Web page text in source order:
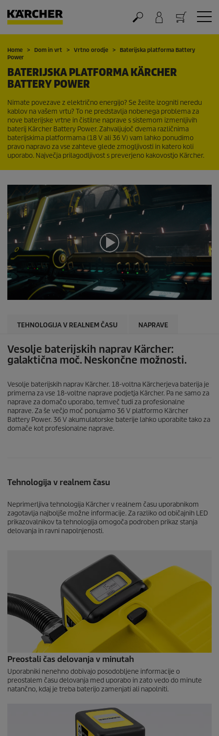
Nakupovalna košarica
Home Dom in vrt Vrtno orodje
Baterijska platforma Battery
Power
BATERIJSKA PLATFORMA KÄRCHER
BATTERY POWER
Nimate povezave z električno energijo? Se želite izogniti neredu
kablov na vašem vrtu? To ne predstavlja nobenega problema za
nove baterijske vrtne in čistilne naprave s sistemom izmenljivih
baterij Kärcher Battery Power. Zahvaljujoč dvema različnima
baterijskima platformama (18 V ali 36 V) vam lahko ponudimo
pravo napravo za vse zahteve glede zmogljivosti in katero koli
uporabo. Največja prilagodljivost s preverjeno kakovostjo Kärcher.
0
s
d
0
s
e
u
n
d
e
TEHNOLOGIJA V REALNEM ČASU NAPRAVE
Vesolje baterijskih naprav Kärcher:
galaktična moč. Neskončne možnosti.
Vesolje baterijskih naprav Kärcher. 18-voltna Kärcherjeva baterija je
primerna za vse 18-voltne naprave podjetja Kärcher. Pa ne samo za
naprave za domačo uporabo, temveč tudi za profesionalne
naprave. Za še večjo moč ponujamo 36 V platformo Kärcher
Battery Power. 36 V akumulatorske baterije lahko uporabite tako za
domače kot profesionalne naprave.
Tehnologija v realnem času
Neprimerljiva tehnologija Kärcher v realnem času uporabnikom
zagotavlja najboljše možne informacije. Za razliko od običajnih LED
prikazovalnikov ta tehnologija omogoča podroben prikaz stanja
delovanja in ravni napolnjenosti.
Preostali čas delovanja v minutah
Uporabniki nenehno dobivajo posodobljene informacije o
preostalem času delovanja med uporabo in zato vedo do minute
natančno, kdaj je treba baterijo zamenjati ali napolniti.